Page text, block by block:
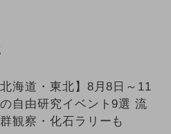
北海道・東北】8月8日～11
の自由研究イベント9選 流
観察・化石ラリーも